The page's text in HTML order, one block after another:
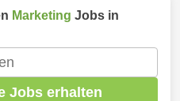
Marketing Jobs in
Jobs erhalten